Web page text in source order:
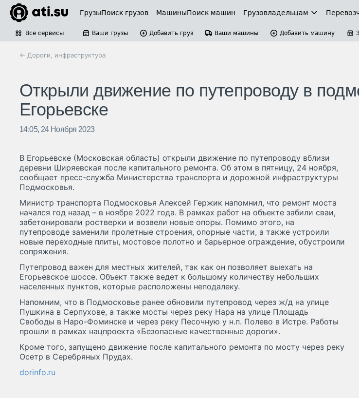
ГрузыПоиск грузов МашиныПоиск машин Грузовладельцам
Все сервисы Ваши грузы Добавить груз Ваши машины Добавить машину
← Дороги, инфраструктура
Открыли движение по путепроводу в
Егорьевске
14:05, 24 Ноября 2023
В Егорьевске (Московская область) открыли движение по путепроводу вблизи
деревни Ширяевская после капитального ремонта. Об этом в пятницу, 24 ноября,
сообщает пресс-служба Министерства транспорта и дорожной инфраструктуры
Подмосковья.
Министр транспорта Подмосковья Алексей Гержик напомнил, что ремонт моста
начался год назад – в ноябре 2022 года. В рамках работ на объекте забили сваи,
забетонировали ростверки и возвели новые опоры. Помимо этого, на
путепроводе заменили пролетные строения, опорные части, а также устроили
новые переходные плиты, мостовое полотно и барьерное ограждение, обустроили
сопряжения.
Путепровод важен для местных жителей, так как он позволяет выехать на
Егорьевское шоссе. Объект также ведет к большому количеству небольших
населенных пунктов, которые расположены неподалеку.
Напомним, что в Подмосковье ранее обновили путепровод через ж/д на улице
Пушкина в Серпухове, а также мосты через реку Нара на улице Площадь
Свободы в Наро-Фоминске и через реку Песочную у н.п. Полево в Истре. Работы
прошли в рамках нацпроекта «Безопасные качественные дороги».
Кроме того, запущено движение после капитального ремонта по мосту через реку
Осетр в Серебряных Прудах.
dorinfo.ru